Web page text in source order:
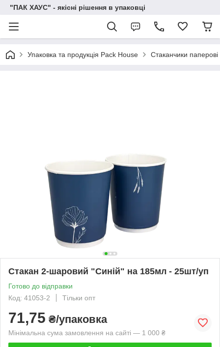
"ПАК ХАУС" - якісні рішення в упаковці
Упаковка та продукція Pack House Стаканчики
Стакан 2-шаровий "Синій" на 185мл - 25шт/уп
Готово до відправки
Код: 41053-2
Тільки опт
71,75 ₴/упаковка
Мінімальна сума замовлення на сайті — 1 000 ₴